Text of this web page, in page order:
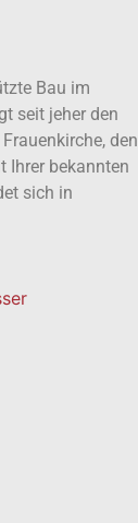
Bau im
seit jeher den
den
Ihrer bekannten
sich in